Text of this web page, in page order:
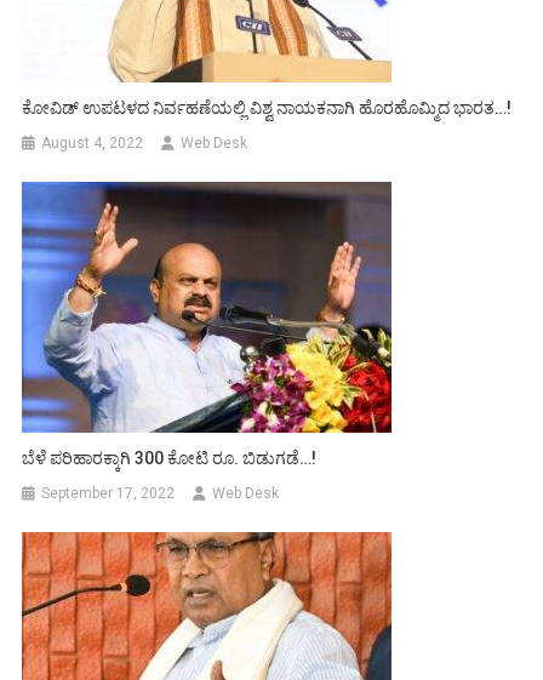
ಕೋವಿಡ್ ಉಪಟಳದ ನಿರ್ವಹಣೆಯಲ್ಲಿ ವಿಶ್ವ ನಾಯಕನಾಗಿ ಹೊರಹೊಮ್ಮಿದ ಭಾರತ…!
August 4, 2022 Web Desk
ಬೆಳೆ ಪರಿಹಾರಕ್ಕಾಗಿ 300 ಕೋಟಿ ರೂ. ಬಿಡುಗಡೆ…!
September 17, 2022 Web Desk